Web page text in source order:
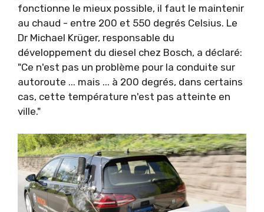
fonctionne le mieux possible, il faut le maintenir
au chaud - entre 200 et 550 degrés Celsius. Le
Dr Michael Krüger, responsable du
développement du diesel chez Bosch, a déclaré:
"Ce n'est pas un problème pour la conduite sur
autoroute ... mais ... à 200 degrés, dans certains
cas, cette température n'est pas atteinte en
ville."